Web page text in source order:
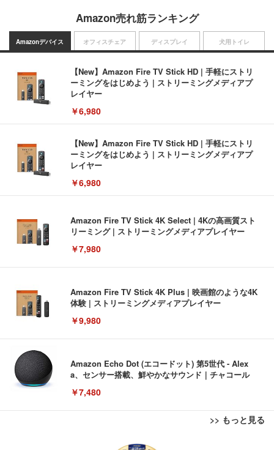
Amazon売れ筋ランキング
Amazonデバイス
【New】Amazon Fire TV Stick HD | 手軽にストリ
ーミングをはじめよう | ストリーミングメディアプ
レイヤー
￥6,980
【New】Amazon Fire TV Stick HD | 手軽にストリ
ーミングをはじめよう | ストリーミングメディアプ
レイヤー
￥6,980
Amazon Fire TV Stick 4K Select | 4Kの高画質スト
リーミング | ストリーミングメディアプレイヤー
￥7,980
Amazon Fire TV Stick 4K Plus | 映画館のような4K
体験 | ストリーミングメディアプレイヤー
￥9,980
Amazon Echo Dot (エコードット) 第5世代 - Alex
a、センサー搭載、鮮やかなサウンド｜チャコール
￥7,480
>> もっと見る
オフィスチェア
[EdoErgo] オフィスチェア 椅子 テレワーク 疲れな
ディスプレイ
EIZO ビジネス向けプレミアムモニター | FlexScan
犬用トイレ